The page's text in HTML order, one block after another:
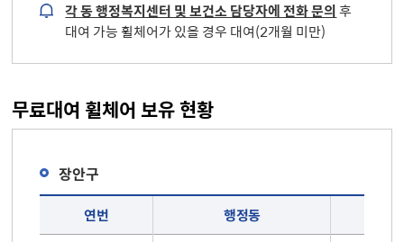
각 동 행정복지센터 및 보건소 담당자에 전화 문의후
대여 가능 휠체어가 있을 경우 대여(2개월 미만)
무료대여 휠체어 보유 현황
장안구
연번 행정동